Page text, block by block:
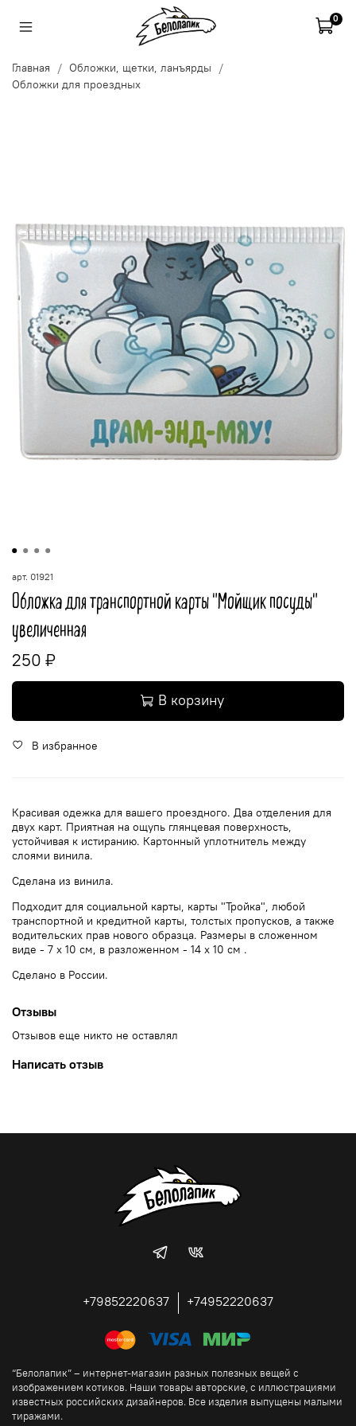
0
Главная
Обложки, щетки, ланъярды
Обложки для проездных
арт. 01921
Обложка для транспортной карты "Мойщик посуды"
увеличенная
250 ₽
В корзину
В избранное
Красивая одежка для вашего проездного. Два отделения для
двух карт. Приятная на ощупь глянцевая поверхность,
устойчивая к истиранию. Картонный уплотнитель между
слоями винила.
Сделана из винила.
Подходит для социальной карты, карты "Тройка", любой
транспортной и кредитной карты, толстых пропусков, а также
водительских прав нового образца. Размеры в сложенном
виде - 7 х 10 см, в разложенном - 14 х 10 см .
Сделано в России.
Отзывы
Отзывов еще никто не оставлял
Написать отзыв
+79852220637 +74952220637
“Белолапик” – интернет-магазин разных полезных вещей с
изображением котиков. Наши товары авторские, с иллюстрациями
известных российских дизайнеров. Все изделия выпущены малыми
тиражами.